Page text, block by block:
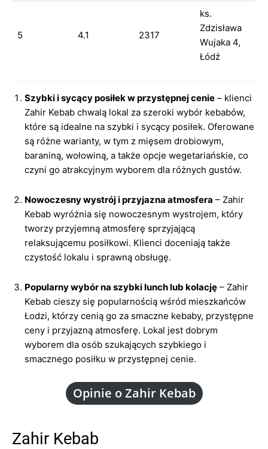
5 4.1 2317
ks.
Zdzisława
Wujaka 4,
Łódź
Szybki i sycący posiłek w przystępnej cenie – klienci
Zahir Kebab chwalą lokal za szeroki wybór kebabów,
które są idealne na szybki i sycący posiłek. Oferowane
są różne warianty, w tym z mięsem drobiowym,
baraniną, wołowiną, a także opcje wegetariańskie, co
czyni go atrakcyjnym wyborem dla różnych gustów.
Nowoczesny wystrój i przyjazna atmosfera – Zahir
Kebab wyróżnia się nowoczesnym wystrojem, który
tworzy przyjemną atmosferę sprzyjającą
relaksującemu posiłkowi. Klienci doceniają także
czystość lokalu i sprawną obsługę.
Popularny wybór na szybki lunch lub kolację – Zahir
Kebab cieszy się popularnością wśród mieszkańców
Łodzi, którzy cenią go za smaczne kebaby, przystępne
ceny i przyjazną atmosferę. Lokal jest dobrym
wyborem dla osób szukających szybkiego i
smacznego posiłku w przystępnej cenie.
Opinie o Zahir Kebab
Zahir Kebab